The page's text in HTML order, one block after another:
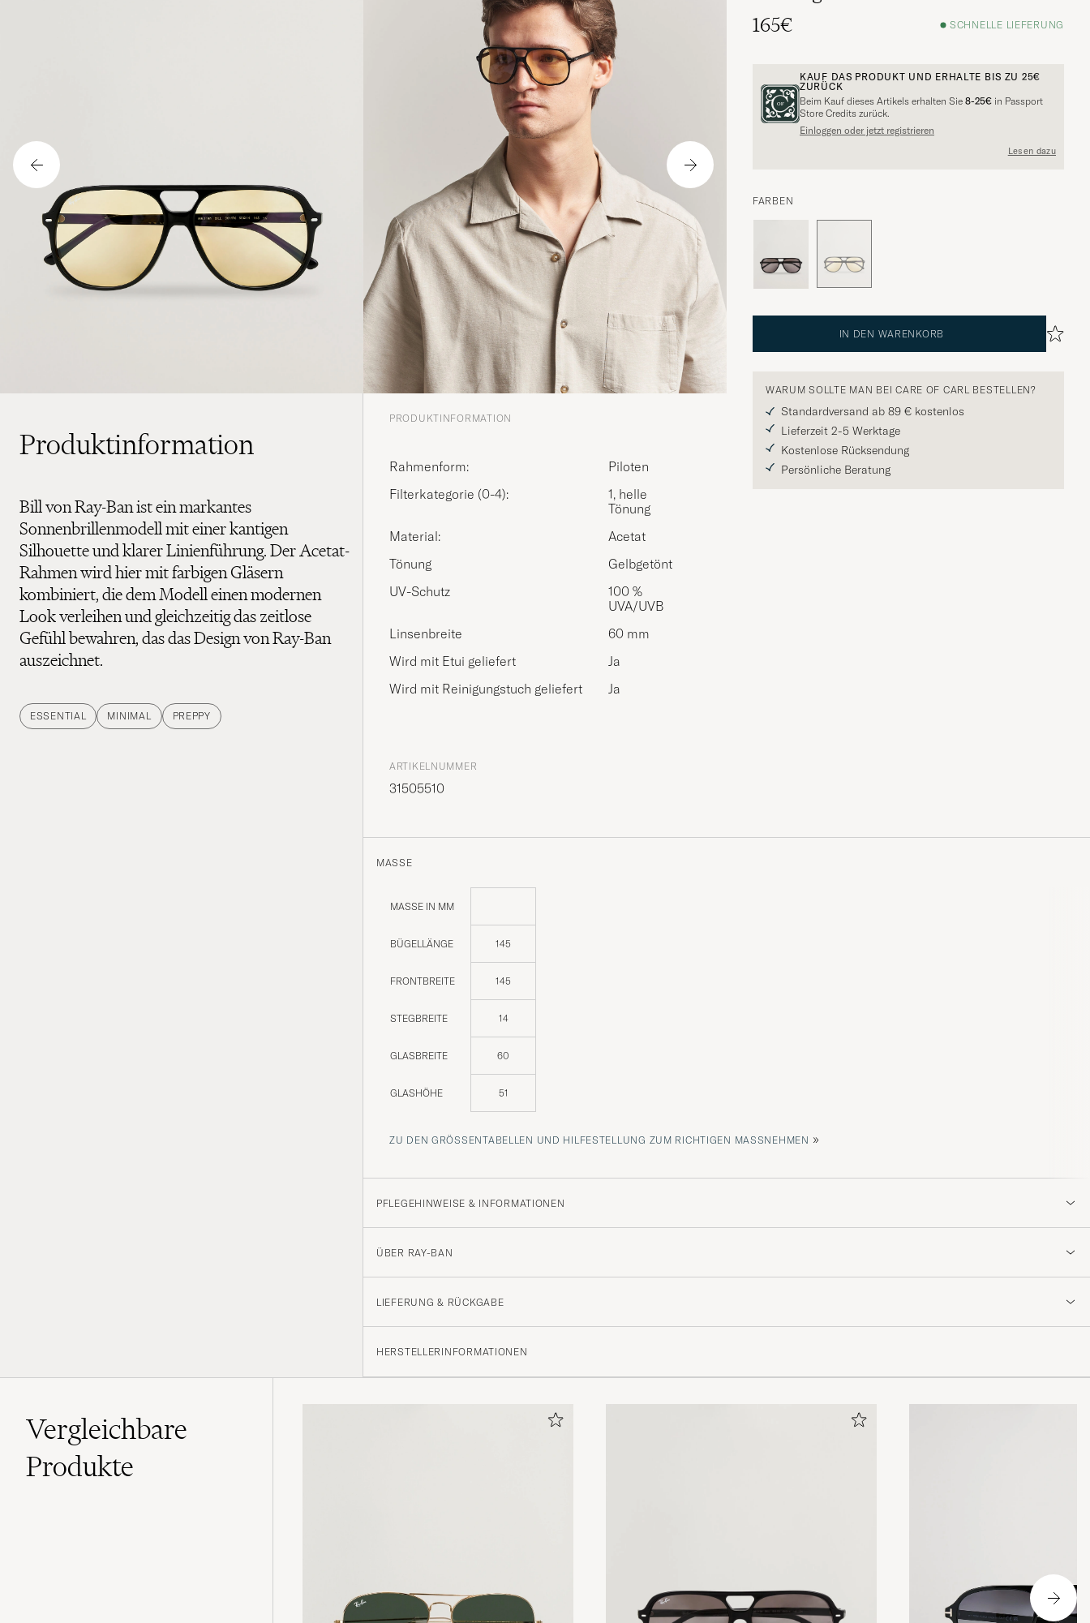
165€
SCHNELLE LIEFERUNG
KAUF DAS PRODUKT UND ERHALTE BIS ZU 25€
ZURÜCK
Beim Kauf dieses Artikels erhalten Sie 8-25€ in Passport
Store Credits zurück.
Einloggen oder jetzt registrieren
Lesen dazu
FARBEN
IN DEN WARENKORB
WARUM SOLLTE MAN BEI CARE OF CARL BESTELLEN?
Standardversand ab 89 € kostenlos
Lieferzeit 2-5 Werktage
Kostenlose Rücksendung
Persönliche Beratung
Produktinformation
Bill von Ray-Ban ist ein markantes
Sonnenbrillenmodell mit einer kantigen
Silhouette und klarer Linienführung. Der Acetat-
Rahmen wird hier mit farbigen Gläsern
kombiniert, die dem Modell einen modernen
Look verleihen und gleichzeitig das zeitlose
Gefühl bewahren, das das Design von Ray-Ban
auszeichnet.
ESSENTIAL MINIMAL PREPPY
PRODUKTINFORMATION
Rahmenform:
Piloten
Filterkategorie (0-4):
1, helle
Tönung
Material:
Acetat
Tönung
Gelbgetönt
UV-Schutz
100 %
UVA/UVB
Linsenbreite
60 mm
Wird mit Etui geliefert
Ja
Wird mit Reinigungstuch geliefert
Ja
ARTIKELNUMMER
31505510
MASSE
MASSE IN MM
BÜGELLÄNGE 145
FRONTBREITE 145
STEGBREITE 14
GLASBREITE 60
GLASHÖHE 51
ZU DEN GRÖSSENTABELLEN UND HILFESTELLUNG ZUM RICHTIGEN MASSNEHMEN »
PFLEGEHINWEISE & INFORMATIONEN
ÜBER RAY-BAN
LIEFERUNG & RÜCKGABE
HERSTELLERINFORMATIONEN
Vergleichbare
Produkte